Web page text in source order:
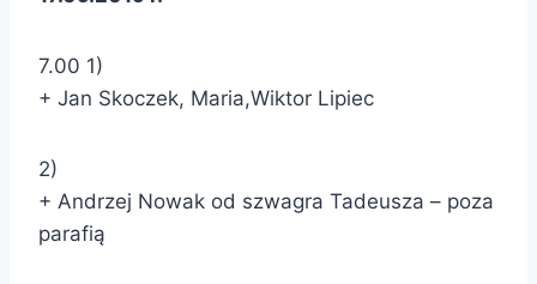
7.00 1)
+ Jan Skoczek, Maria,Wiktor Lipiec
2)
+ Andrzej Nowak od szwagra Tadeusza – poza
parafią